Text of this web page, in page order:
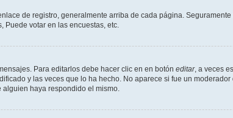
de registro, generalmente arriba de cada página.
Puede votar en las encuestas, etc.
Para editarlos debe hacer clic en en botón editar, a veces
y las veces que lo ha hecho. No aparece si fue un
haya respondido el mismo.